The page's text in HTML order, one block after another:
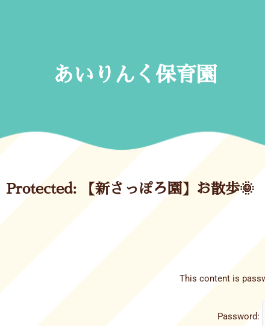
あいりんく保育園
Protected: 【新さっぽろ園】お散歩🌞
This content is
Password: